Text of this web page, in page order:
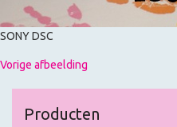
SONY DSC
Vorige afbeelding
Producten